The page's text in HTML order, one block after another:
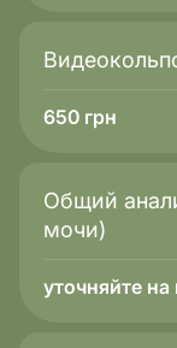
650 грн
Общий
мочи)
уточняйте на